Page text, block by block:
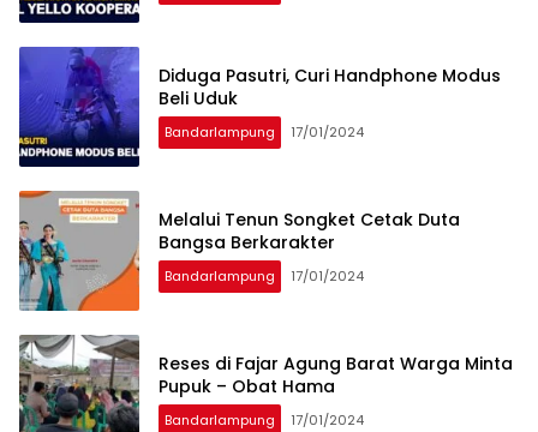
Diduga Pasutri, Curi Handphone Modus
Beli Uduk
Bandarlampung 17/01/2024
Melalui Tenun Songket Cetak Duta
Bangsa Berkarakter
Bandarlampung 17/01/2024
Reses di Fajar Agung Barat Warga Minta
Pupuk – Obat Hama
Bandarlampung 17/01/2024